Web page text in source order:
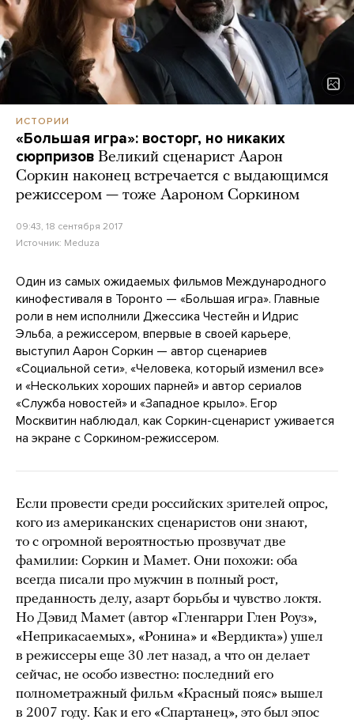
ИСТОРИИ
«Большая игра»: восторг, но никаких
сюрпризов Великий сценарист Аарон
Соркин наконец встречается с выдающимся
режиссером — тоже Аароном Соркином
09:43, 18 сентября 2017
Источник: Meduza
Один из самых ожидаемых фильмов Международного
кинофестиваля в Торонто — «Большая игра». Главные
роли в нем исполнили Джессика Честейн и Идрис
Эльба, а режиссером, впервые в своей карьере,
выступил Аарон Соркин — автор сценариев
«Социальной сети», «Человека, который изменил все»
и «Нескольких хороших парней» и автор сериалов
«Служба новостей» и «Западное крыло». Егор
Москвитин наблюдал, как Соркин-сценарист уживается
на экране с Соркином-режиссером.
Если провести среди российских зрителей опрос,
кого из американских сценаристов они знают,
то с огромной вероятностью прозвучат две
фамилии: Соркин и Мамет. Они похожи: оба
всегда писали про мужчин в полный рост,
преданность делу, азарт борьбы и чувство локтя.
Но Дэвид Мамет (автор «Гленгарри Глен Роуз»,
«Неприкасаемых», «Ронина» и «Вердикта») ушел
в режиссеры еще 30 лет назад, а что он делает
сейчас, не особо известно: последний его
полнометражный фильм «Красный пояс» вышел
в 2007 году. Как и его «Спартанец», это был эпос